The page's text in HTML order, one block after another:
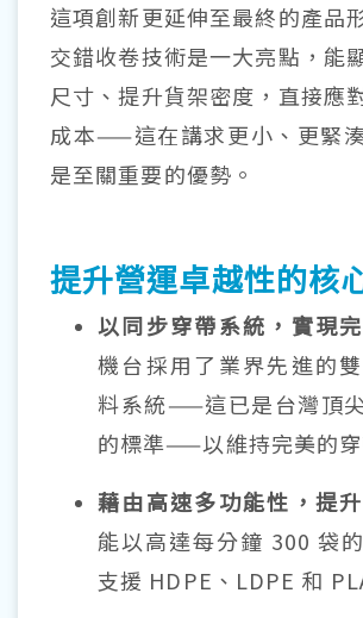
這項創新更延伸至最終的產品
交錯收卷技術是一大亮點，能
尺寸、提升貨架密度，直接應
成本——這在講求更小、更緊
是至關重要的優勢。
提升營運卓越性的核
以同步穿帶系統，實現
機台採用了業界先進的
料系統——這已是台灣頂
的標準——以維持完美的穿
藉由高速多功能性，提升
能以高達每分鐘 300 袋
支援 HDPE、LDPE 和